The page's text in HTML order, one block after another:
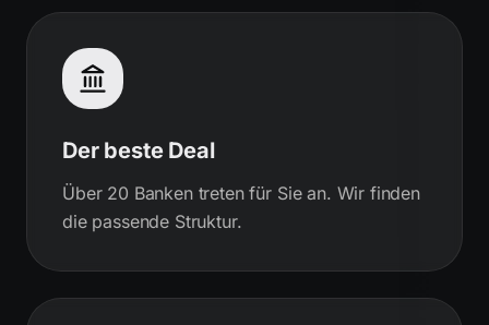
Der beste Deal
Über 20 Banken treten für Sie an. Wir finden
die passende Struktur.